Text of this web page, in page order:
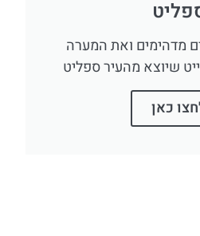
5 איים מדהימים ואת המערה
שיוצא מהעיר ספליט
כאן